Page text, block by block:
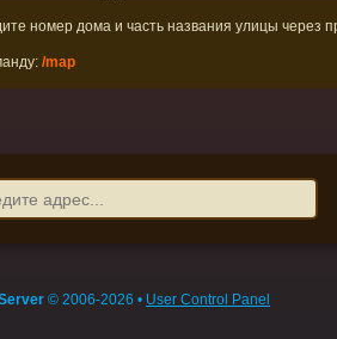
номер дома и часть названия улицы через
/map
© 2006-2026 • User Control Panel